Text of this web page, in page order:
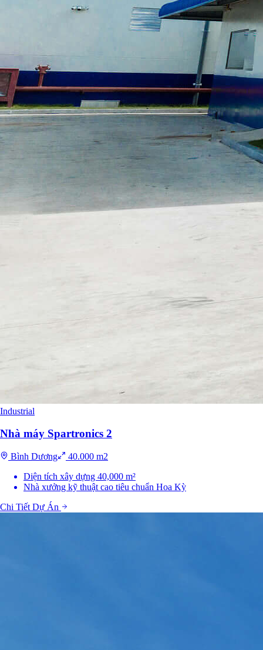
Industrial
Nhà máy Spartronics 2
Bình Dương
40.000 m2
Diện tích xây dựng 40,000 m²
Nhà xưởng kỹ thuật cao tiêu chuẩn Hoa Kỳ
Chi Tiết Dự Án